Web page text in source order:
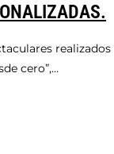
cero”,…